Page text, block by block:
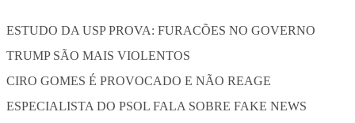
ESTUDO DA USP PROVA: FURACÕES NO GOVERNO
TRUMP SÃO MAIS VIOLENTOS
CIRO GOMES É PROVOCADO E NÃO REAGE
ESPECIALISTA DO PSOL FALA SOBRE FAKE NEWS